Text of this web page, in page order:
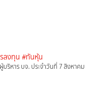
ลงทุน #ทันหุ้น
ริหาร บจ. ประจำวันที่ 7 สิงหาคม